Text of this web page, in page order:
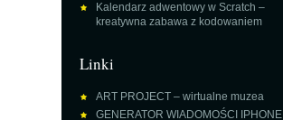
Kalendarz adwentowy w Scratch –
kreatywna zabawa z kodowaniem
Linki
ART PROJECT – wirtualne muzea
GENERATOR WIADOMOŚCI IPHONE